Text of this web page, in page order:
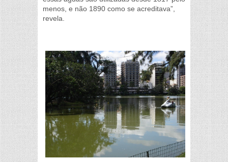
menos, e não 1890 como se acreditava”,
revela.